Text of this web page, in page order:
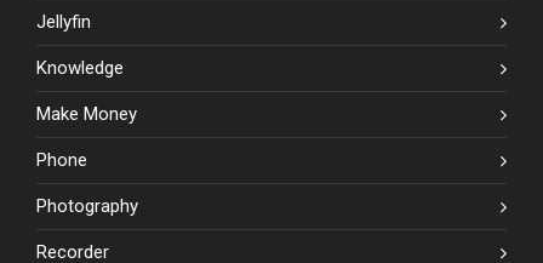
Jellyfin
Knowledge
Make Money
Phone
Photography
Recorder